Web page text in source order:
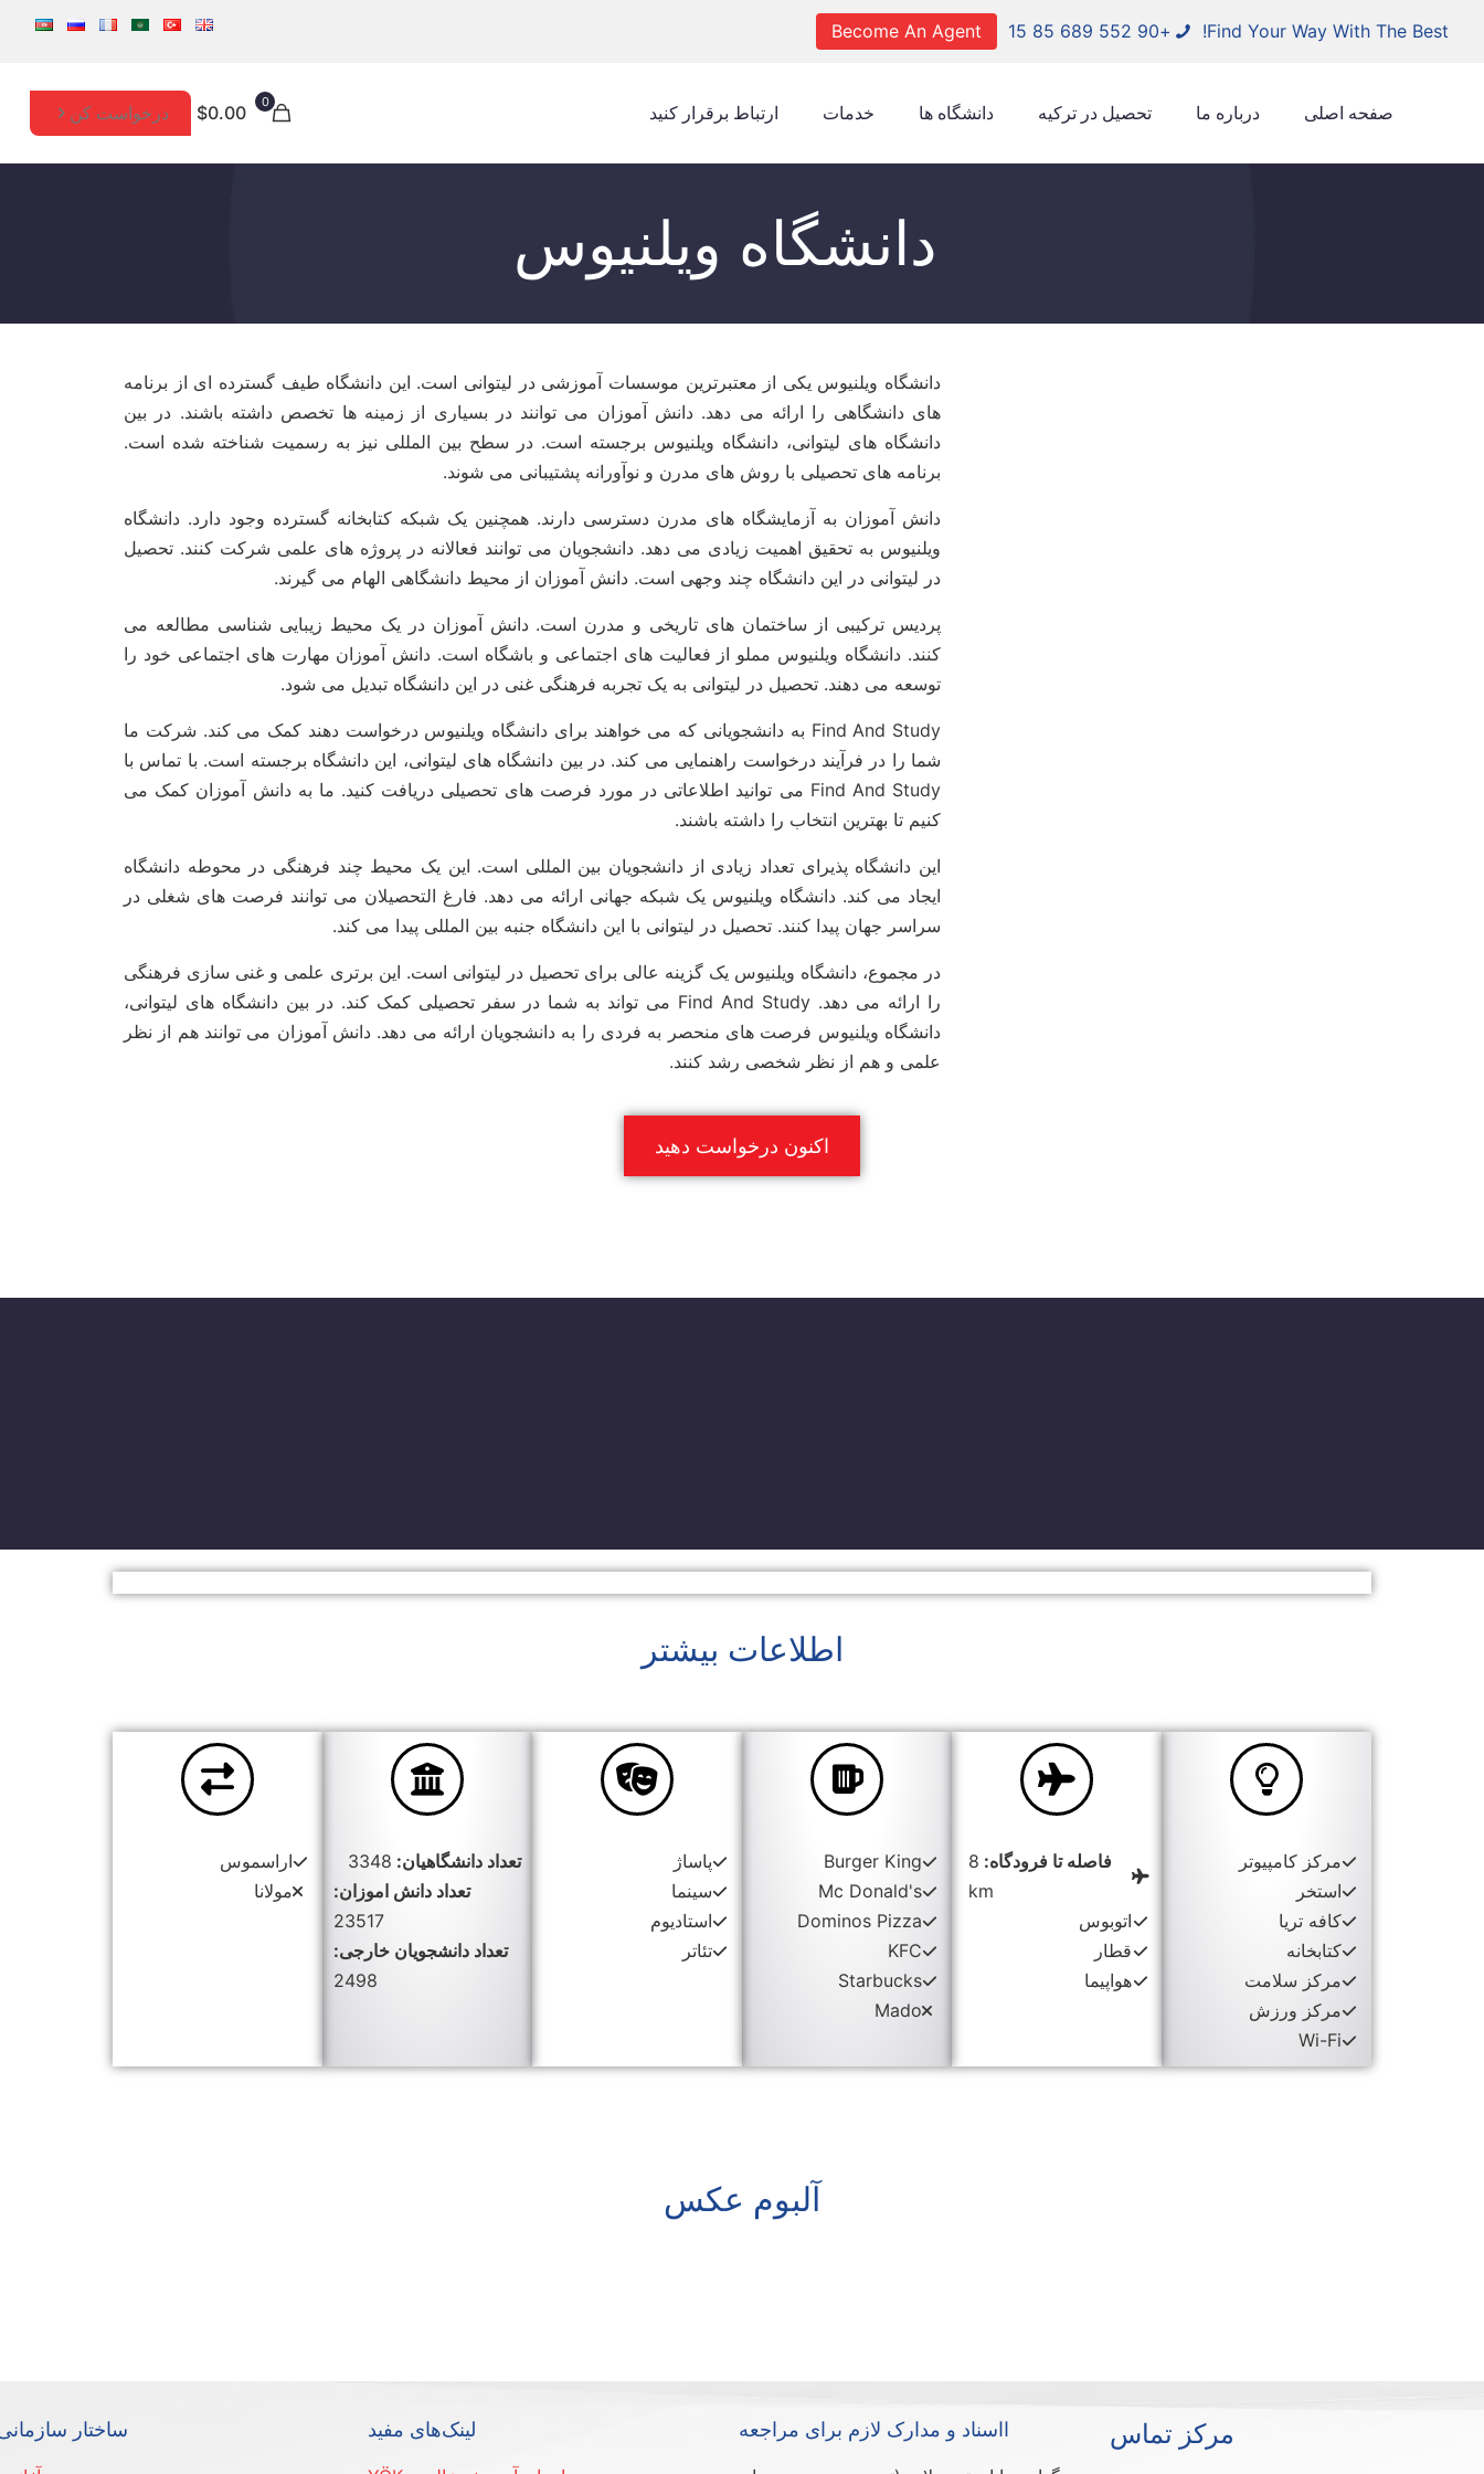
Find Your Way With The Best!
+90 552 689 85 15
Become An Agent
صفحه اصلی درباره ما تحصیل در ترکیه دانشگاه ها خدمات ارتباط برقرار کنید 0
$0.00 درخواست کن
دانشگاه ویلنیوس
دانشگاه ویلنیوس یکی از معتبرترین موسسات آموزشی در لیتوانی است. این دانشگاه طیف گسترده ای از برنامه
های دانشگاهی را ارائه می دهد. دانش آموزان می توانند در بسیاری از زمینه ها تخصص داشته باشند. در بین
دانشگاه های لیتوانی، دانشگاه ویلنیوس برجسته است. در سطح بین المللی نیز به رسمیت شناخته شده است.
برنامه های تحصیلی با روش های مدرن و نوآورانه پشتیبانی می شوند.
دانش آموزان به آزمایشگاه های مدرن دسترسی دارند. همچنین یک شبکه کتابخانه گسترده وجود دارد. دانشگاه
ویلنیوس به تحقیق اهمیت زیادی می دهد. دانشجویان می توانند فعالانه در پروژه های علمی شرکت کنند. تحصیل
در لیتوانی در این دانشگاه چند وجهی است. دانش آموزان از محیط دانشگاهی الهام می گیرند.
پردیس ترکیبی از ساختمان های تاریخی و مدرن است. دانش آموزان در یک محیط زیبایی شناسی مطالعه می
کنند. دانشگاه ویلنیوس مملو از فعالیت های اجتماعی و باشگاه است. دانش آموزان مهارت های اجتماعی خود را
توسعه می دهند. تحصیل در لیتوانی به یک تجربه فرهنگی غنی در این دانشگاه تبدیل می شود.
Find And Study به دانشجویانی که می خواهند برای دانشگاه ویلنیوس درخواست دهند کمک می کند. شرکت ما
شما را در فرآیند درخواست راهنمایی می کند. در بین دانشگاه های لیتوانی، این دانشگاه برجسته است. با تماس با
Find And Study می توانید اطلاعاتی در مورد فرصت های تحصیلی دریافت کنید. ما به دانش آموزان کمک می
کنیم تا بهترین انتخاب را داشته باشند.
این دانشگاه پذیرای تعداد زیادی از دانشجویان بین المللی است. این یک محیط چند فرهنگی در محوطه دانشگاه
ایجاد می کند. دانشگاه ویلنیوس یک شبکه جهانی ارائه می دهد. فارغ التحصیلان می توانند فرصت های شغلی در
سراسر جهان پیدا کنند. تحصیل در لیتوانی با این دانشگاه جنبه بین المللی پیدا می کند.
در مجموع، دانشگاه ویلنیوس یک گزینه عالی برای تحصیل در لیتوانی است. این برتری علمی و غنی سازی فرهنگی
را ارائه می دهد. Find And Study می تواند به شما در سفر تحصیلی کمک کند. در بین دانشگاه های لیتوانی،
دانشگاه ویلنیوس فرصت های منحصر به فردی را به دانشجویان ارائه می دهد. دانش آموزان می توانند هم از نظر
علمی و هم از نظر شخصی رشد کنند.
اکنون درخواست دهید
اطلاعات بیشتر
مرکز کامپیوتر
استخر
کافه تریا
کتابخانه
مرکز سلامت
مرکز ورزش
Wi-Fi
فاصله تا فرودگاه: 8
km
اتوبوس
قطار
هواپیما
Burger King
Mc Donald's
Dominos Pizza
KFC
Starbucks
Mado
پاساژ
سینما
استادیوم
تئاتر
تعداد دانشگاهیان: 3348
تعداد دانش اموزان:
23517
تعداد دانشجویان خارجی:
2498
اراسموس
مولانا
آلبوم عکس
مرکز تماس ااسناد و مدارک لازم برای مراجعه لینک‌های مفید ساختار